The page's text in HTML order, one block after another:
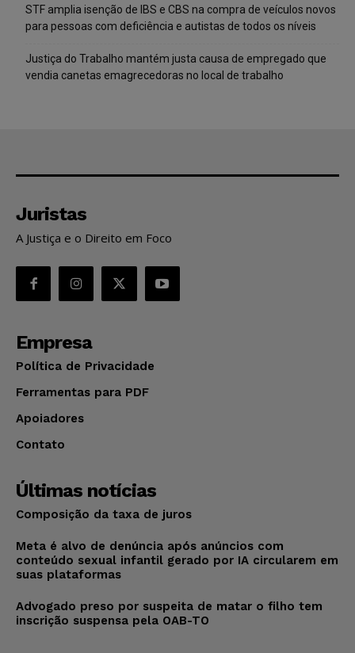
STF amplia isenção de IBS e CBS na compra de veículos novos
para pessoas com deficiência e autistas de todos os níveis
Justiça do Trabalho mantém justa causa de empregado que
vendia canetas emagrecedoras no local de trabalho
Juristas
A Justiça e o Direito em Foco
Empresa
Política de Privacidade
Ferramentas para PDF
Apoiadores
Contato
Últimas notícias
Composição da taxa de juros
Meta é alvo de denúncia após anúncios com
conteúdo sexual infantil gerado por IA circularem em
suas plataformas
Advogado preso por suspeita de matar o filho tem
inscrição suspensa pela OAB-TO